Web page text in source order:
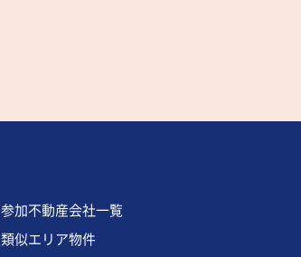
参加不動産会社一覧
類似エリア物件